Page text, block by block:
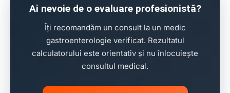
Ai nevoie de o evaluare profesionistă?
Îți recomandăm un consult la un medic
gastroenterologie verificat. Rezultatul
calculatorului este orientativ și nu înlocuiește
consultul medical.